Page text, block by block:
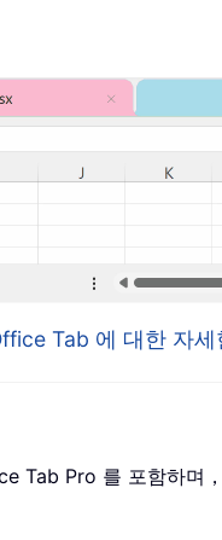
Tab 에 대한 자세
Pro 를 포함하며